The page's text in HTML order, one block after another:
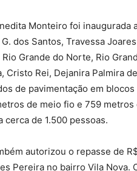
Monteiro foi inaugurada
dos Santos, Travessa
Rio Grande do Norte, Rio
Cristo Rei, Dejanira Palmira
de pavimentação em
de meio fio e 759
cerca de 1.500 pessoas.
autorizou o repasse de
Pereira no bairro Vila